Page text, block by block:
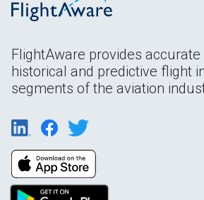
FlightAware provides
historical and predictive flight
segments of the aviation